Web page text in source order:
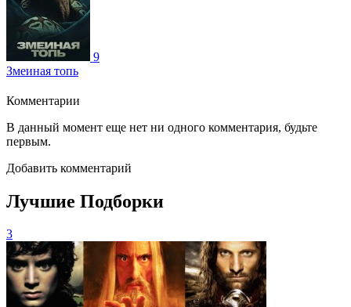
9
Змеиная топь
Комментарии
В данный момент еще нет ни одного комментария, будьте
первым.
Добавить комментарий
Лучшие Подборки
3